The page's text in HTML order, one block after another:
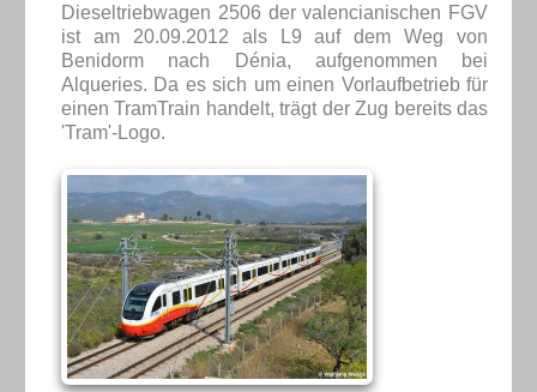
Dieseltriebwagen 2506 der valencianischen FGV
ist am 20.09.2012 als L9 auf dem Weg von
Benidorm nach Dénia, aufgenommen bei
Alqueries. Da es sich um einen Vorlaufbetrieb für
einen TramTrain handelt, trägt der Zug bereits das
'Tram'-Logo.